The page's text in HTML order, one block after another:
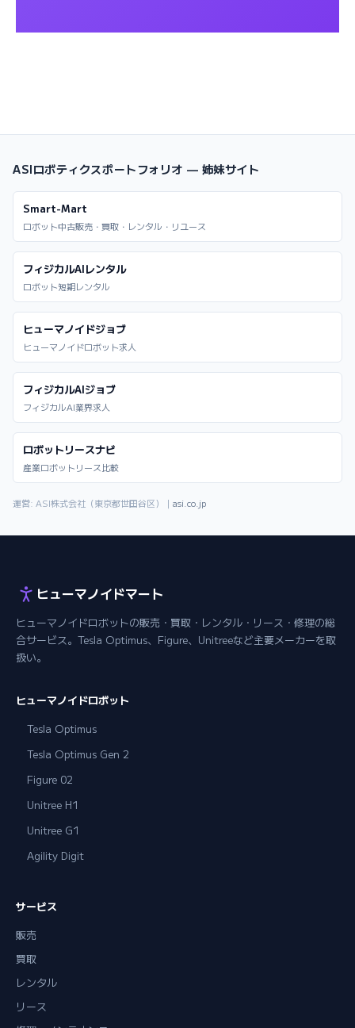
ASIロボティクスポートフォリオ — 姉妹サイト
Smart-Mart
ロボット中古販売・買取・レンタル・リユース
フィジカルAIレンタル
ロボット短期レンタル
ヒューマノイドジョブ
ヒューマノイドロボット求人
フィジカルAIジョブ
フィジカルAI業界求人
ロボットリースナビ
産業ロボットリース比較
運営: ASI株式会社（東京都世田谷区）｜ asi.co.jp
ヒューマノイドマート
ヒューマノイドロボットの販売・買取・レンタル・リース・修理の総
合サービス。Tesla Optimus、Figure、Unitreeなど主要メーカーを取
扱い。
ヒューマノイドロボット
Tesla Optimus
Tesla Optimus Gen 2
Figure 02
Unitree H1
Unitree G1
Agility Digit
サービス
販売
買取
レンタル
リース